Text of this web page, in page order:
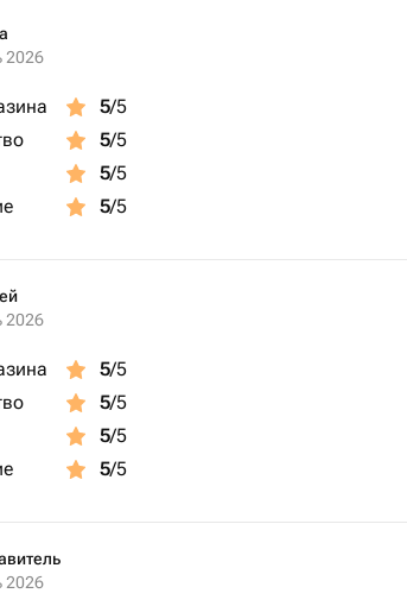
2026
5/5
5/5
5/5
5/5
2026
5/5
5/5
5/5
5/5
2026